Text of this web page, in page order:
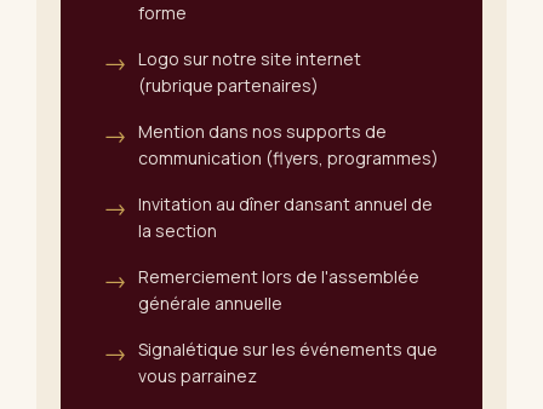
forme
Logo sur notre site internet
(rubrique partenaires)
Mention dans nos supports de
communication (flyers, programmes)
Invitation au dîner dansant annuel de
la section
Remerciement lors de l'assemblée
générale annuelle
Signalétique sur les événements que
vous parrainez